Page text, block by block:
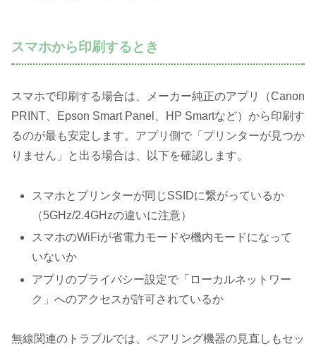
スマホから印刷するとき
スマホで印刷する場合は、メーカー純正のアプリ（Canon
PRINT、Epson Smart Panel、HP Smartなど）から印刷す
るのが最も安定します。アプリ側で「プリンターが見つか
りません」と出る場合は、以下を確認します。
スマホとプリンターが同じSSIDに繋がっているか
（5GHz/2.4GHzの違いに注意）
スマホのWiFiが省電力モードや機内モードになって
いないか
アプリのプライバシー設定で「ローカルネットワー
ク」へのアクセスが許可されているか
無線関連のトラブルでは、ペアリング機器の見直しもセッ